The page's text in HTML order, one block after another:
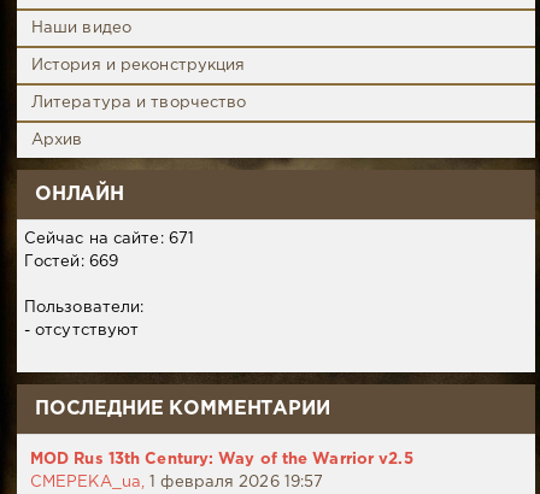
Наши видео
История и реконструкция
Литература и творчество
Архив
ОНЛАЙН
Сейчас на сайте: 671
Гостей: 669
Пользователи:
- отсутствуют
ПОСЛЕДНИЕ КОММЕНТАРИИ
MOD Rus 13th Century: Way of the Warrior v2.5
CMEPEKA_ua,
1 февраля 2026 19:57